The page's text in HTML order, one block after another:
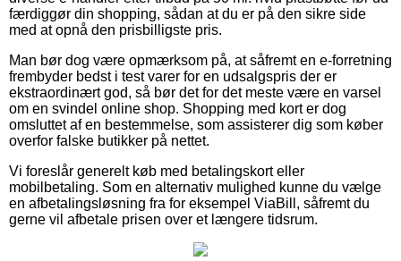
færdiggør din shopping, sådan at du er på den sikre side
med at opnå den prisbilligste pris.
Man bør dog være opmærksom på, at såfremt en e-forretning
frembyder bedst i test varer for en udsalgspris der er
ekstraordinært god, så bør det for det meste være en varsel
om en svindel online shop. Shopping med kort er dog
omsluttet af en bestemmelse, som assisterer dig som køber
overfor falske butikker på nettet.
Vi foreslår generelt køb med betalingskort eller
mobilbetaling. Som en alternativ mulighed kunne du vælge
en afbetalingsløsning fra for eksempel ViaBill, såfremt du
gerne vil afbetale prisen over et længere tidsrum.